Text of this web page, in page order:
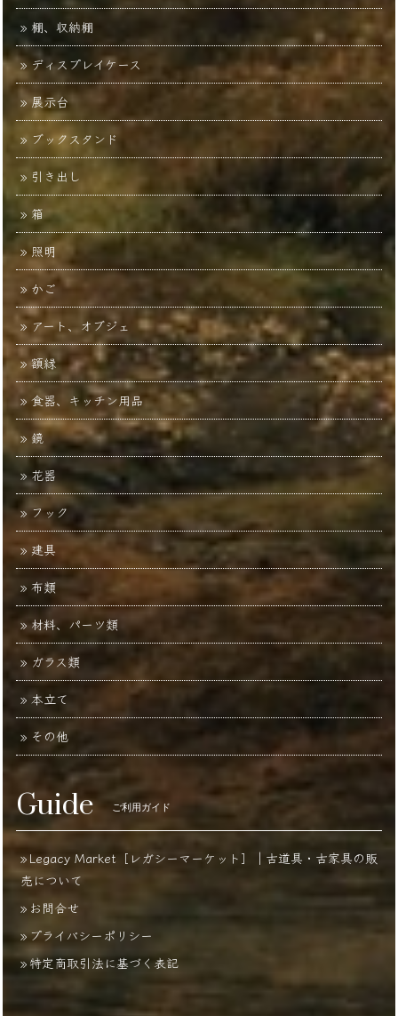
棚、収納棚
ディスプレイケース
展示台
ブックスタンド
引き出し
箱
照明
かご
アート、オブジェ
額縁
食器、キッチン用品
鏡
花器
フック
建具
布類
材料、パーツ類
ガラス類
本立て
その他
Guide ご利用ガイド
Legacy Market［レガシーマーケット］｜古道具・古家具の販
売について
お問合せ
プライバシーポリシー
特定商取引法に基づく表記